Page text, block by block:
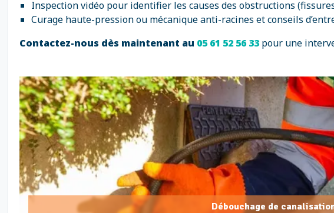
Inspection vidéo pour identifier les causes des obstructions
Curage haute-pression ou mécanique anti-racines et conseils
Contactez-nous dès maintenant au 05 61 52 56 33 pour une
Débouchage de